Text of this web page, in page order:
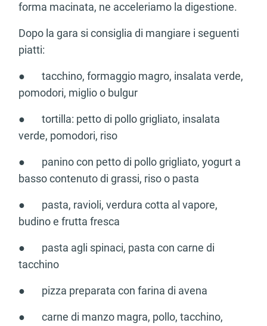
forma macinata, ne acceleriamo la digestione.
Dopo la gara si consiglia di mangiare i seguenti
piatti:
● tacchino, formaggio magro, insalata verde,
pomodori, miglio o bulgur
● tortilla: petto di pollo grigliato, insalata
verde, pomodori, riso
● panino con petto di pollo grigliato, yogurt a
basso contenuto di grassi, riso o pasta
● pasta, ravioli, verdura cotta al vapore,
budino e frutta fresca
● pasta agli spinaci, pasta con carne di
tacchino
● pizza preparata con farina di avena
● carne di manzo magra, pollo, tacchino,